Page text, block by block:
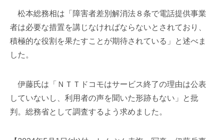
松本総務相は「障害者差別解消法８条で電話提供事業
者は必要な措置を講じなければならないとされており、
積極的な役割を果たすことが期待されている」と述べま
した。
伊藤氏は「ＮＴＴドコモはサービス終了の理由は公表
していないし、利用者の声を聞いた形跡もない」と批
判。総務省として調査するよう求めました。